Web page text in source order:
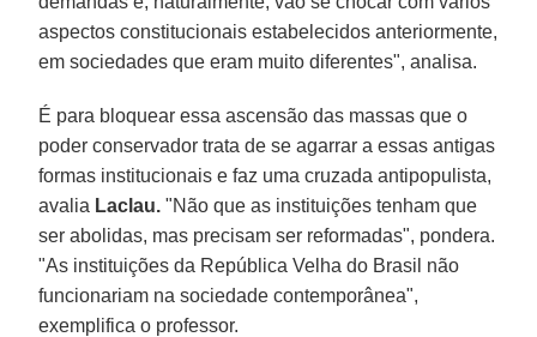
aspectos constitucionais estabelecidos anteriormente,
em sociedades que eram muito diferentes", analisa.
É para bloquear essa ascensão das massas que o
poder conservador trata de se agarrar a essas antigas
formas institucionais e faz uma cruzada antipopulista,
avalia Laclau. "Não que as instituições tenham que
ser abolidas, mas precisam ser reformadas", pondera.
"As instituições da República Velha do Brasil não
funcionariam na sociedade contemporânea",
exemplifica o professor.